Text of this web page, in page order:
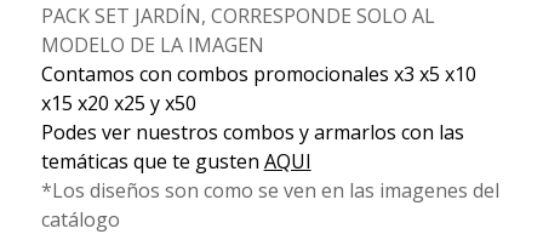
PACK SET JARDÍN, CORRESPONDE SOLO AL
MODELO DE LA IMAGEN
Contamos con combos promocionales x3 x5 x10
x15 x20 x25 y x50
Podes ver nuestros combos y armarlos con las
temáticas que te gusten AQUI
*Los diseños son como se ven en las imagenes del
catálogo